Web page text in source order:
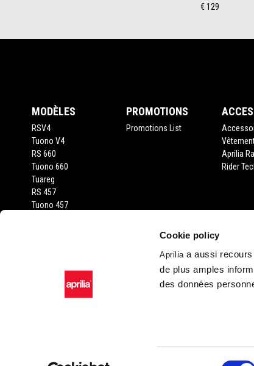
Cookie policy
Apriliaa aussi
de plus amples
des données
€ 129
MODÈLES
RSV4
Tuono V4
RS 660
Tuono 660
Tuareg
RS 457
Tuono 457
SR GT 400
SR GT 125
PROMOTIONS
Promotions List
Aprilia
Rider